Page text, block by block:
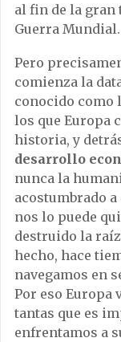
al fin de la gran
Guerra Mundial.
Pero
comienza la
conocido como
los que Europa
historia, y
desarrollo
nunca la
acostumbrado
nos lo puede
destruido la
hecho, hace
navegamos en
Por eso Europa
tantas que es
enfrentamos a